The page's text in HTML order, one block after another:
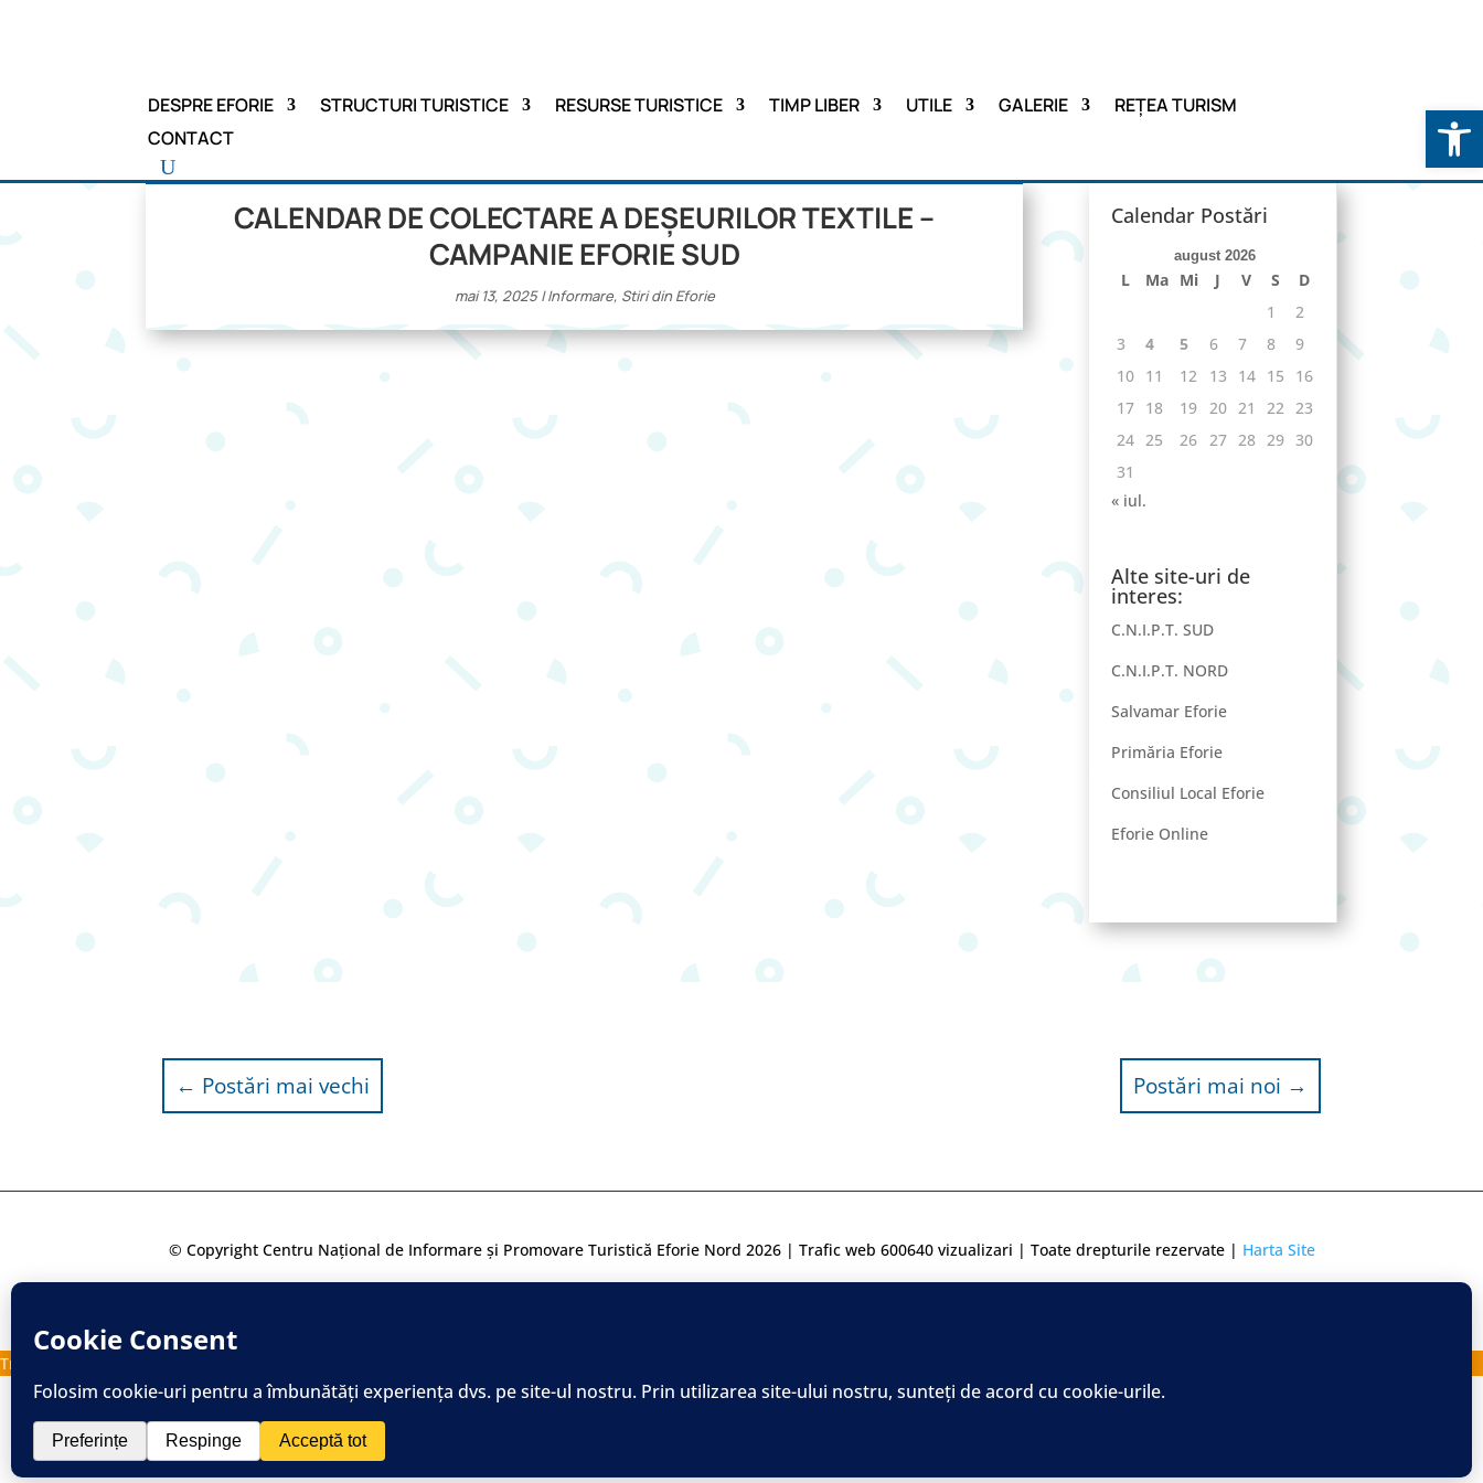
DESPRE EFORIE STRUCTURI TURISTICE RESURSE TURISTICE TIMP LIBER UTILE GALERIE
REȚEA TURISM
CONTACT
CALENDAR DE COLECTARE A DEȘEURILOR TEXTILE –
CAMPANIE EFORIE SUD
mai 13, 2025|Informare, Stiri din Eforie
Calendar Postări
august 2026
L Ma Mi J V S
D
1
2
3
4 5 6 7 8
9
10
11 12 13 14 15
16
17
18 19 20 21 22
23
24
25 26 27 28 29 30
31
« iul.
Alte site-uri de
interes:
C.N.I.P.T. SUD
C.N.I.P.T. NORD
Salvamar Eforie
Primăria Eforie
Consiliul Local Eforie
Eforie Online
← Postări mai vechi Postări mai noi →
© Copyright Centru Național de Informare și Promovare Turistică Eforie Nord 2026 | Trafic web 600640vizualizari | Toate drepturile rezervate | Harta Site
Translate »